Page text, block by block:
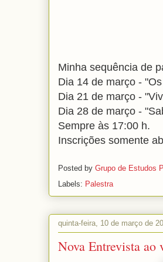
Minha sequência de
Dia 14 de março -
Dia 21 de março -
Dia 28 de março -
Sempre às 17:00 h.
Inscrições somente
Posted by Grupo de Estudos
Labels: Palestra
quinta-feira, 10 de março de
Nova Entrevista ao